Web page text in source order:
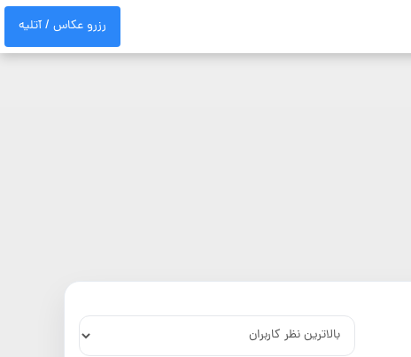
رزرو عکاس / آتلیه